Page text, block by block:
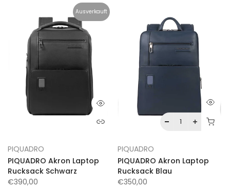
Ausverkauft
PIQUADRO
PIQUADRO Akron Laptop
Rucksack Schwarz
€390,00
PIQUADRO
PIQUADRO Akron Laptop
Rucksack Blau
€350,00